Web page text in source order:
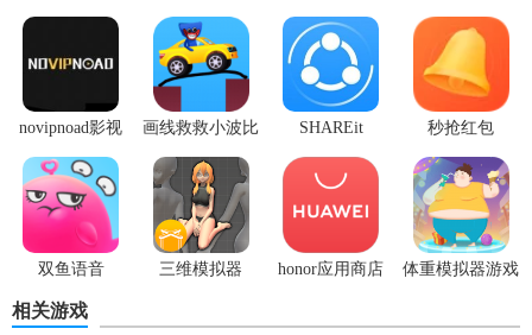
4. 语音搜索：部分版本支持语音命令，通过语音直接搜索或
控制应用。
5. 个性化设置：根据用户喜好调整通知和推荐内容。
【shazam音乐神搜亮点】
1. 高准确率：基于强大的音频指纹技术，识别准确率极高。
2. 丰富内容：除了音乐信息，还提供相关视频、歌词和艺人
资料。
novipnoad影视
平台手机版
画线救救小波比
最新版
SHAREit
秒抢红包
app2.7.3
双鱼语音
三维模拟器
honor应用商店 体重模拟器游戏
相关游戏